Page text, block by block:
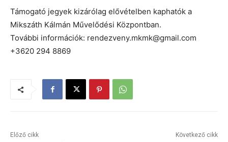
Támogató jegyek kizárólag elővételben kaphatók a
Mikszáth Kálmán Művelődési Központban.
További információk: rendezveny.mkmk@gmail.com
+3620 294 8869
Előző cikk Következő cikk